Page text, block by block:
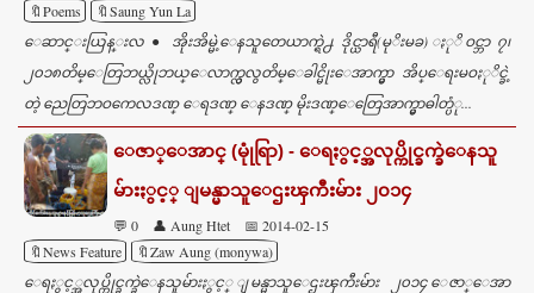
🔖Poems
🔖Saung Yun La
ေဆာင္းယြန္းလ ● အိုးအိမ္မဲ့ေနသူတေယာက္ရဲ႕ ဒိုင္ယာရီ(မုိးမခ) ႏုိဝင္ဘာ ၇၊
၂၀၁၈တိမ္ေတြဘယ္လိုဘယ္ေလာက္လွလွတိမ္ေခါင္မိုးေအာက္မွာ အိပ္ေရးမဝႏုိင္ခဲ့
တဲ့ ညေတြဘဝကေလဒဏ္ ေရဒဏ္ ေနဒဏ္ မိုးဒဏ္ေတြေအာက္မွာဓါတ္ပံု...
ေဇာ္ေအာင္ (မုုံရြာ) - ေရႏွင့္အလုပ္ကိုင္ခက္ခဲေနသူ
မ်ားႏွင့္ ျမန္မာသူေဌးၾကီးမ်ား ၂၀၁၄
💬 0 👤 Aung Htet
📅 2014-02-15
🔖News Feature
🔖Zaw Aung (monywa)
ေရႏွင့္အလုပ္ကိုင္ခက္ခဲေနသူမ်ားႏွင့္ ျမန္မာသူေဌးၾကီးမ်ား ၂၀၁၄ ေဇာ္ေအာ